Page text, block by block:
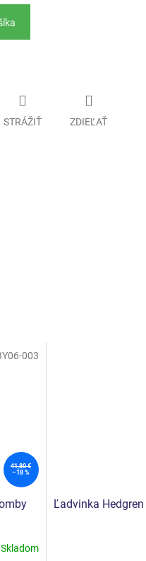
STRÁŽIŤ ZDIEĽAŤ
41,80 €
–18 %
Skladom
003
Ľadvinka